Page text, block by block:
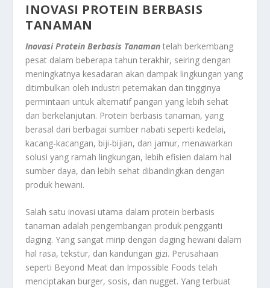
INOVASI PROTEIN BERBASIS
TANAMAN
Inovasi Protein Berbasis Tanaman telah berkembang
pesat dalam beberapa tahun terakhir, seiring dengan
meningkatnya kesadaran akan dampak lingkungan yang
ditimbulkan oleh industri peternakan dan tingginya
permintaan untuk alternatif pangan yang lebih sehat
dan berkelanjutan. Protein berbasis tanaman, yang
berasal dari berbagai sumber nabati seperti kedelai,
kacang-kacangan, biji-bijian, dan jamur, menawarkan
solusi yang ramah lingkungan, lebih efisien dalam hal
sumber daya, dan lebih sehat dibandingkan dengan
produk hewani.
Salah satu inovasi utama dalam protein berbasis
tanaman adalah pengembangan produk pengganti
daging. Yang sangat mirip dengan daging hewani dalam
hal rasa, tekstur, dan kandungan gizi. Perusahaan
seperti Beyond Meat dan Impossible Foods telah
menciptakan burger, sosis, dan nugget. Yang terbuat